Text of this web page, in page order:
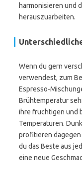
harmonisieren und
herauszuarbeiten.
Wenn du gern
verwendest, zum
Espresso-
Brühtemperatur
ihre fruchtigen und
Temperaturen.
profitieren dagegen
du das Beste aus
eine neue